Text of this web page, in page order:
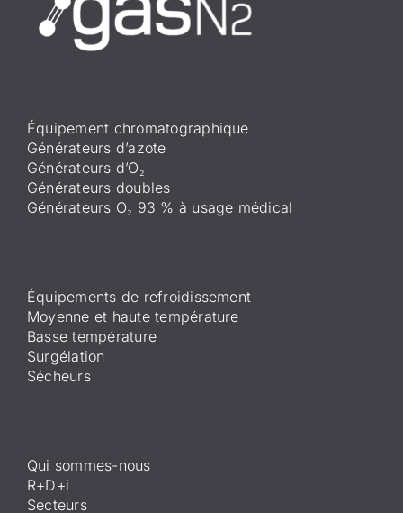
Équipement chromatographique
Générateurs d’azote
Générateurs d’O₂
Générateurs doubles
Générateurs O₂ 93 % à usage médical
Équipements de refroidissement
Moyenne et haute température
Basse température
Surgélation
Sécheurs
Qui sommes-nous
R+D+i
Secteurs